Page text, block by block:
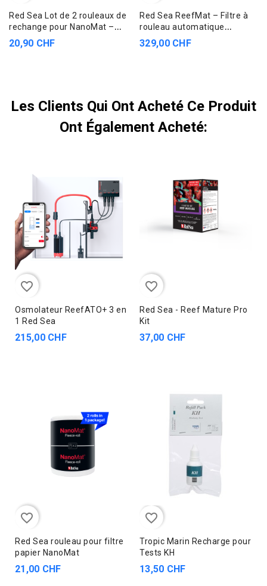
Red Sea Lot de 2 rouleaux de
rechange pour NanoMat –
Rouleaux filtrants en
polyester non tissé 18 m
20,90 CHF
Red Sea ReefMat – Filtre à
rouleau automatique
connecté pour aquarium
récifal
329,00 CHF
Les Clients Qui Ont Acheté Ce Produit
Ont Également Acheté:
favorite_border
Osmolateur ReefATO+ 3 en
1 Red Sea
215,00 CHF
favorite_border
Red Sea - Reef Mature Pro
Kit
37,00 CHF
favorite_border
Red Sea rouleau pour filtre
papier NanoMat
21,00 CHF
favorite_border
Tropic Marin Recharge pour
Tests KH
13,50 CHF